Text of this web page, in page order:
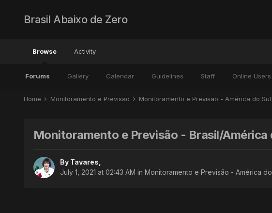
Brasil Abaixo de Zero
Browse
Forums Gallery Calendar Guidelines Staff Online Users
Activity
Home Monitoramento e Previsão Monitoramento e Previsão - América do Sul
Monitoramento e Previsão - Brasil/América
By Tavares
July 1, 2021 at 02:43 AM in Monitoramento e Previsão - América